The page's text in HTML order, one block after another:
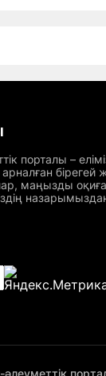
порталы –
бірегей
маңызды